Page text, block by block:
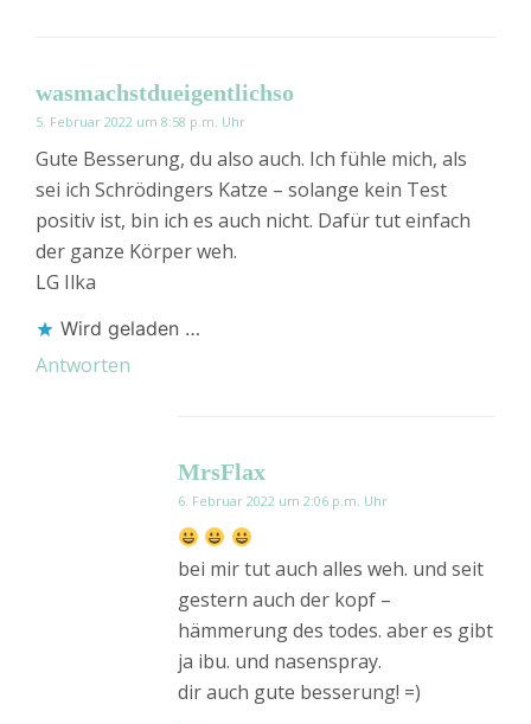
wasmachstdueigentlichso
5. Februar 2022 um 8:58 p.m. Uhr
Gute Besserung, du also auch. Ich fühle mich, als
sei ich Schrödingers Katze – solange kein Test
positiv ist, bin ich es auch nicht. Dafür tut einfach
der ganze Körper weh.
LG Ilka
Wird geladen …
Antworten
MrsFlax
6. Februar 2022 um 2:06 p.m. Uhr
bei mir tut auch alles weh. und seit
gestern auch der kopf –
hämmerung des todes. aber es gibt
ja ibu. und nasenspray.
dir auch gute besserung! =)